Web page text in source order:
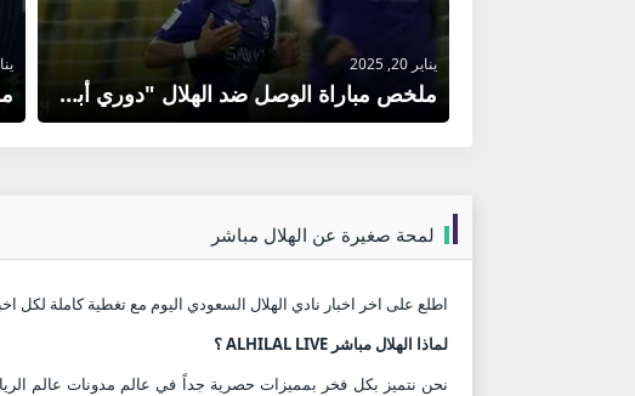
يناير 20, 2025
ملخص مباراة الوصل ضد الهلال "دوري أبطال آسيا للنخبة" 2024-2025
لمحة صغيرة عن الهلال مباشر
اطلع على اخر اخبار نادي الهلال السعودي اليوم مع تغطية كاملة لكل
لماذا الهلال مباشر ALHILAL LIVE ؟
نحن نتميز بكل فخر بمميزات حصرية جداً في عالم مدونات عالم